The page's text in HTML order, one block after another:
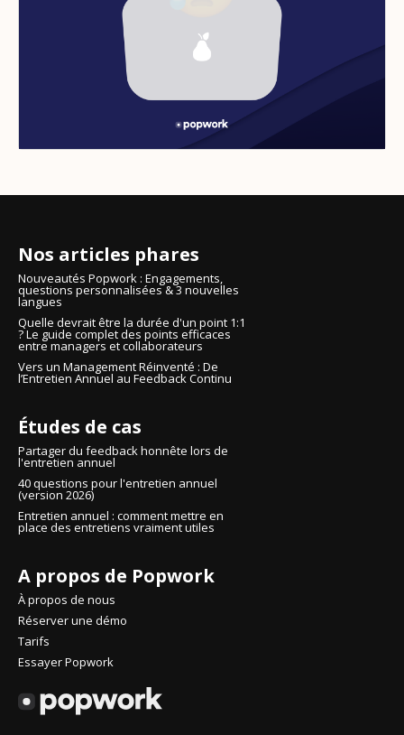
Nos articles phares
Nouveautés Popwork : Engagements,
questions personnalisées & 3 nouvelles
langues
Quelle devrait être la durée d'un point 1:1
? Le guide complet des points efficaces
entre managers et collaborateurs
Vers un Management Réinventé : De
l’Entretien Annuel au Feedback Continu
Études de cas
Partager du feedback honnête lors de
l'entretien annuel
40 questions pour l'entretien annuel
(version 2026)
Entretien annuel : comment mettre en
place des entretiens vraiment utiles
A propos de Popwork
À propos de nous
Réserver une démo
Tarifs
Essayer Popwork